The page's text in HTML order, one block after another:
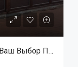
Продажа Беседок По Заказ На Ваш Выбор По Вашему Желанию